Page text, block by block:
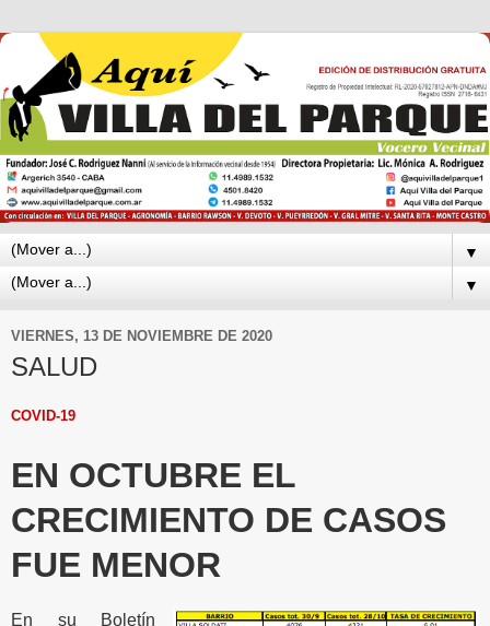
▼
▼
VIERNES, 13 DE NOVIEMBRE DE 2020
SALUD
COVID-19
EN OCTUBRE EL
CRECIMIENTO DE CASOS
FUE MENOR
En su Boletín